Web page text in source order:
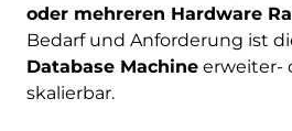
oder mehreren Hardware
Bedarf und Anforderung ist
Database Machine erweiter-
skalierbar.